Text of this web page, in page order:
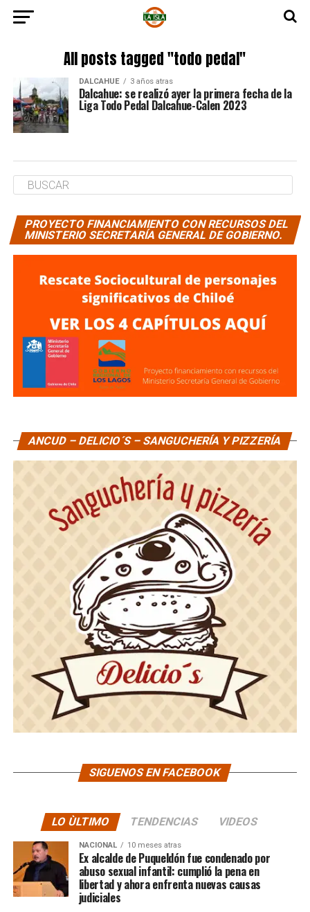
All posts tagged "todo pedal"
DALCAHUE 3 años atras
Dalcahue: se realizó ayer la primera fecha de la
Liga Todo Pedal Dalcahue-Calen 2023
PROYECTO FINANCIAMIENTO CON RECURSOS DEL
MINISTERIO SECRETARÍA GENERAL DE GOBIERNO.
ANCUD – DELICIO´S – SANGUCHERÍA Y PIZZERÍA
SIGUENOS EN FACEBOOK
LO ÙLTIMO TENDENCIAS VIDEOS
NACIONAL 10 meses atras
Ex alcalde de Puqueldón fue condenado por
abuso sexual infantil: cumplió la pena en
libertad y ahora enfrenta nuevas causas
judiciales